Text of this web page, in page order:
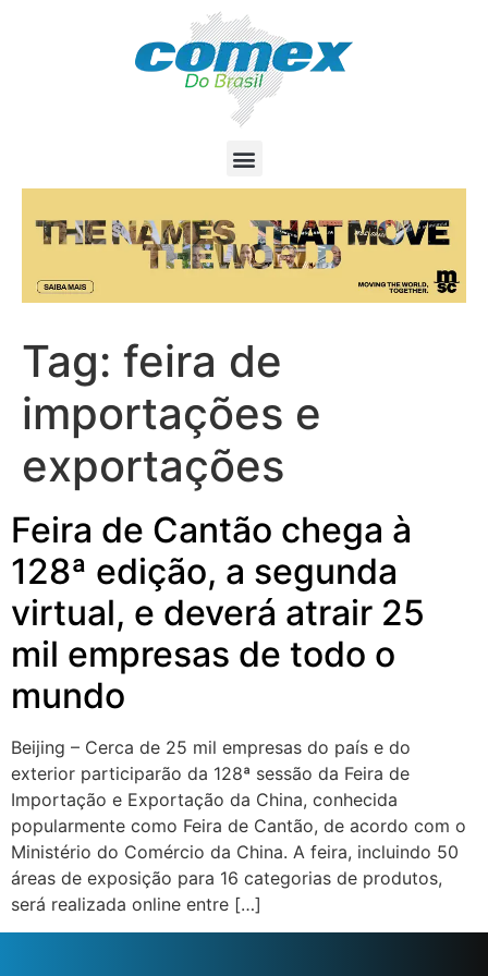
Tag: feira de
importações e
exportações
Feira de Cantão chega à
128ª edição, a segunda
virtual, e deverá atrair 25
mil empresas de todo o
mundo
Beijing – Cerca de 25 mil empresas do país e do
exterior participarão da 128ª sessão da Feira de
Importação e Exportação da China, conhecida
popularmente como Feira de Cantão, de acordo com o
Ministério do Comércio da China. A feira, incluindo 50
áreas de exposição para 16 categorias de produtos,
será realizada online entre […]